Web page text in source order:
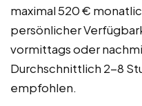
maximal 520 €
persönlicher
vormittags oder
Durchschnittlich 2-8
empfohlen.